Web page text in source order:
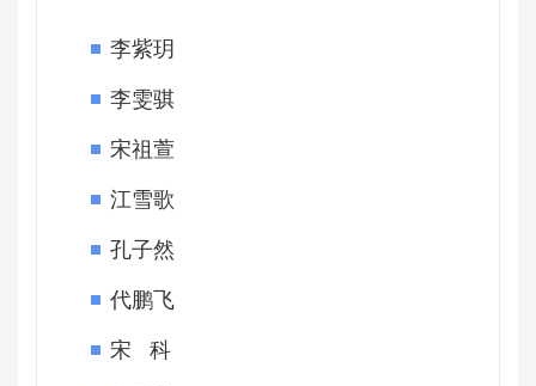
李紫玥
李雯骐
宋祖萱
江雪歌
孔子然
代鹏飞
宋 科